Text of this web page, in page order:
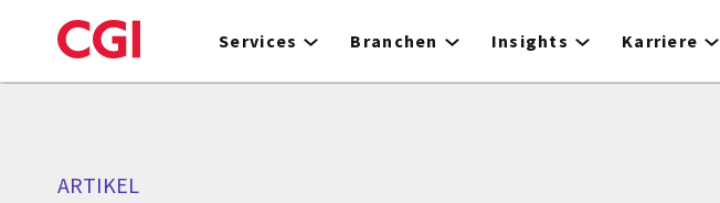
to
Services Branchen Insights Karriere
ARTIKEL